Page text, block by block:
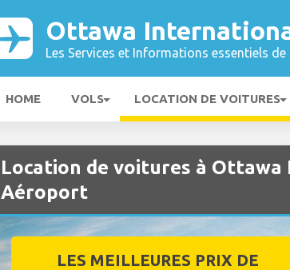
Ottawa
Les Services et Informations essentiels de
HOME VOLS LOCATION DE VOITURES
Location de voitures à
Aéroport
LES MEILLEURES PRIX DE